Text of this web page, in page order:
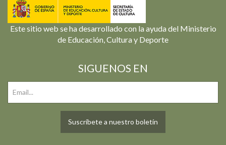
Este sitio web se ha desarrollado con la ayuda del Ministerio
de Educación, Cultura y Deporte
SIGUENOS EN
Suscríbete a nuestro boletín